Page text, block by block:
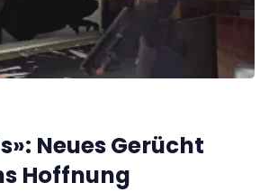
Neues Gerücht
Hoffnung